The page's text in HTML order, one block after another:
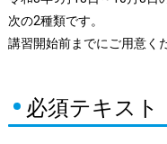
次の2種類です。
講習開始前までにご用意く
必須テキスト